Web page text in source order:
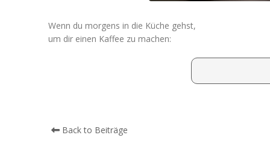
Wenn du morgens in die Küche gehst,
um dir einen Kaffee zu machen:
Back to Beiträge